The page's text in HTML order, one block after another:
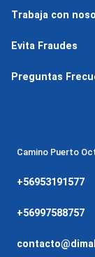
Trabaja con
Evita Fraudes
Preguntas
Camino Puerto
+56953191577
+56997588757